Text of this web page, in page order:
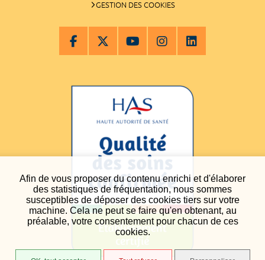
Afin de vous proposer du contenu enrichi et d'élaborer
des statistiques de fréquentation, nous sommes
susceptibles de déposer des cookies tiers sur votre
machine. Cela ne peut se faire qu'en obtenant, au
préalable, votre consentement pour chacun de ces
cookies.
GESTION DES COOKIES